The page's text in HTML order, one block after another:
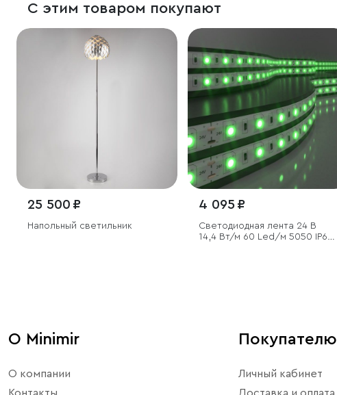
С этим товаром покупают
25 500 ₽
Напольный светильник
4 095 ₽
Светодиодная лента 24 В
14,4 Вт/м 60 Led/м 5050 IP65,
О Minimir
О компании
Контакты
Покупателю
Личный кабинет
Доставка и оплата